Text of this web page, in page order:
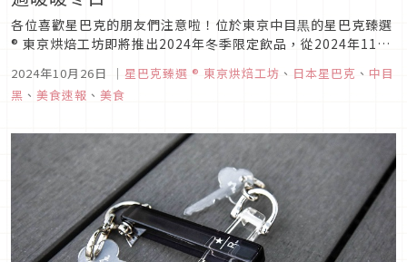
各位喜歡星巴克的朋友們注意啦！位於東京中目黒的星巴克臻選
® 東京烘焙工坊即將推出2024年冬季限定飲品，從2024年11月
1日起至2025年2月14日止，限時供應多款特色飲品，若十一月
來到東京中目黑千萬不要錯過這些限定飲品，這些可是台灣喝不
到的喔！ 星巴克中目黒店推出冬季限定飲品 讓你感受...
2024年10月26日 ｜ 星巴克臻選 ® 東京烘焙工坊 、 日本星巴克 、 中目
黑 、 美食速報 、 美食